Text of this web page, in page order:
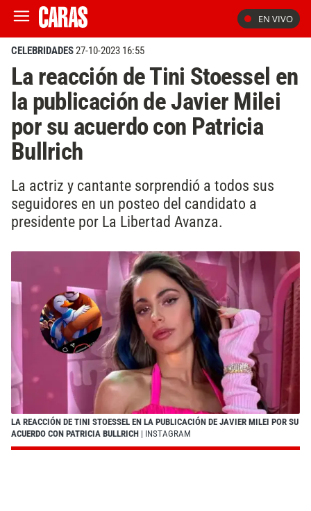
EN VIVO
CELEBRIDADES27-10-2023 16:55
La reacción de Tini Stoessel en
la publicación de Javier Milei
por su acuerdo con Patricia
Bullrich
La actriz y cantante sorprendió a todos sus
seguidores en un posteo del candidato a
presidente por La Libertad Avanza.
LA REACCIÓN DE TINI STOESSEL EN LA PUBLICACIÓN DE JAVIER MILEI POR SU
ACUERDO CON PATRICIA BULLRICH | INSTAGRAM